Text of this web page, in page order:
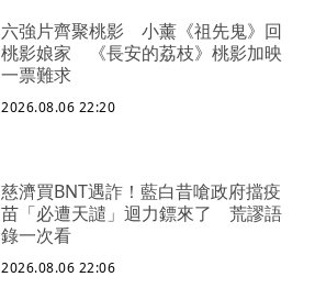
六強片齊聚桃影 小薰《祖先鬼》回
桃影娘家 《長安的荔枝》桃影加映
一票難求
2026.08.06 22:20
慈濟買BNT遇詐！藍白昔嗆政府擋疫
苗「必遭天譴」迴力鏢來了 荒謬語
錄一次看
2026.08.06 22:06